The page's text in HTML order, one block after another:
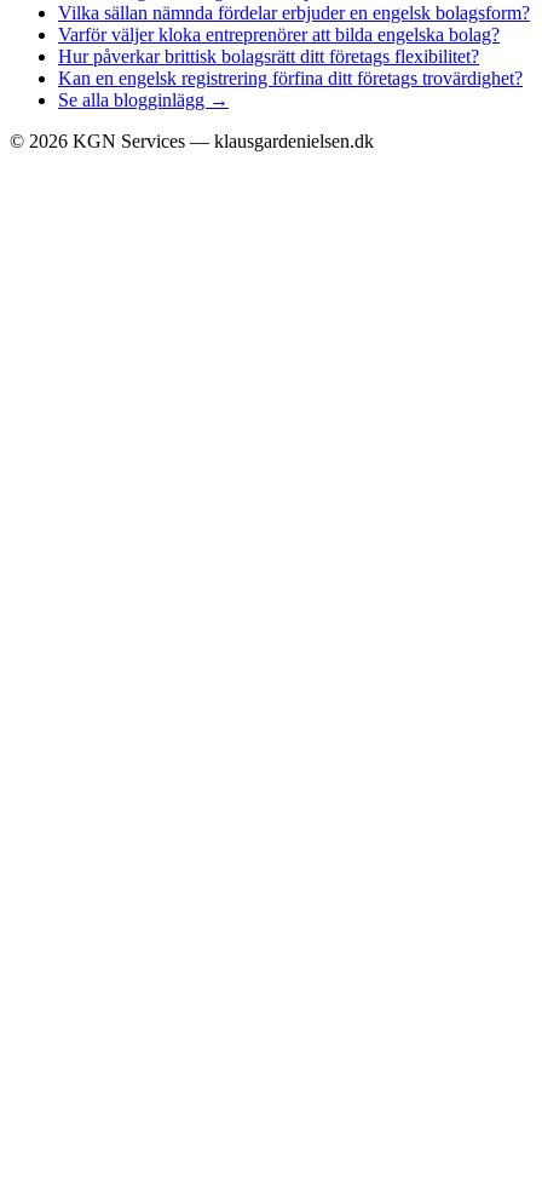
Vilka sällan nämnda fördelar erbjuder en engelsk bolagsform?
Varför väljer kloka entreprenörer att bilda engelska bolag?
Hur påverkar brittisk bolagsrätt ditt företags flexibilitet?
Kan en engelsk registrering förfina ditt företags trovärdighet?
Se alla blogginlägg →
© 2026 KGN Services — klausgardenielsen.dk